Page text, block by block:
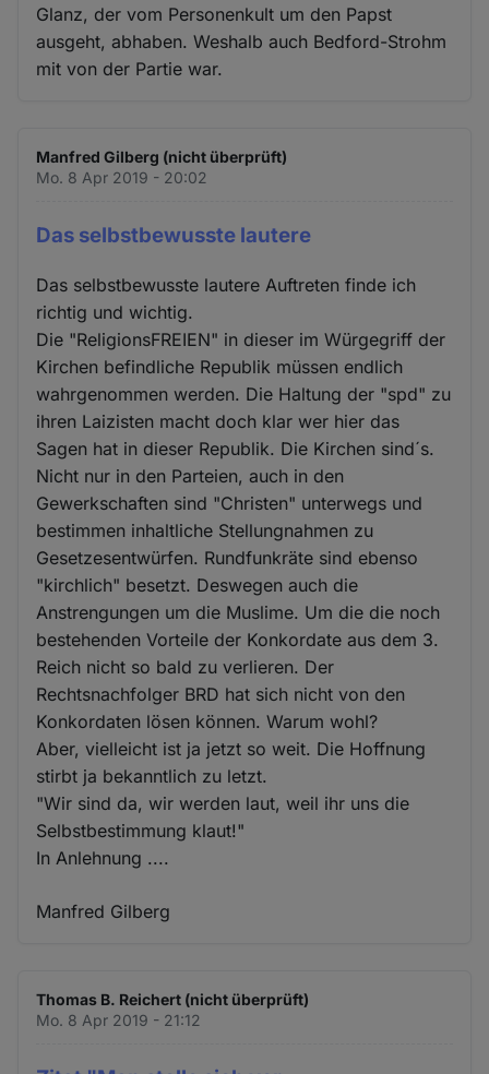
Glanz, der vom Personenkult um den Papst
ausgeht, abhaben. Weshalb auch Bedford-Strohm
mit von der Partie war.
Manfred Gilberg (nicht überprüft)
Mo. 8 Apr 2019 - 20:02
Das selbstbewusste lautere
Das selbstbewusste lautere Auftreten finde ich
richtig und wichtig.
Die "ReligionsFREIEN" in dieser im Würgegriff der
Kirchen befindliche Republik müssen endlich
wahrgenommen werden. Die Haltung der "spd" zu
ihren Laizisten macht doch klar wer hier das
Sagen hat in dieser Republik. Die Kirchen sind´s.
Nicht nur in den Parteien, auch in den
Gewerkschaften sind "Christen" unterwegs und
bestimmen inhaltliche Stellungnahmen zu
Gesetzesentwürfen. Rundfunkräte sind ebenso
"kirchlich" besetzt. Deswegen auch die
Anstrengungen um die Muslime. Um die die noch
bestehenden Vorteile der Konkordate aus dem 3.
Reich nicht so bald zu verlieren. Der
Rechtsnachfolger BRD hat sich nicht von den
Konkordaten lösen können. Warum wohl?
Aber, vielleicht ist ja jetzt so weit. Die Hoffnung
stirbt ja bekanntlich zu letzt.
"Wir sind da, wir werden laut, weil ihr uns die
Selbstbestimmung klaut!"
In Anlehnung ....
Manfred Gilberg
Thomas B. Reichert (nicht überprüft)
Mo. 8 Apr 2019 - 21:12